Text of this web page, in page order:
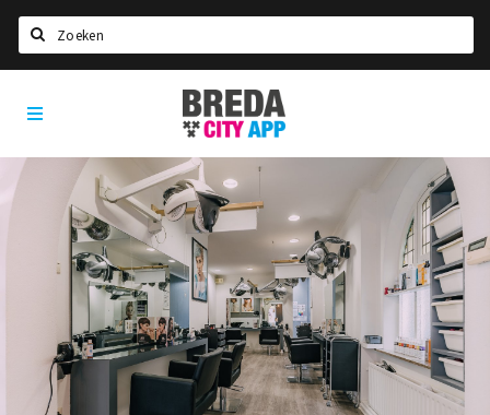
Home
Agenda
Deals
Party pics
Nieuws, interviews & blogs
Drinken
Slapen
Breda
City
App